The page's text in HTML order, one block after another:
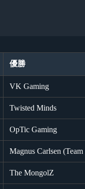
優勝
VK Gaming
Twisted Minds
OpTic Gaming
Magnus Carlsen
The MongolZ